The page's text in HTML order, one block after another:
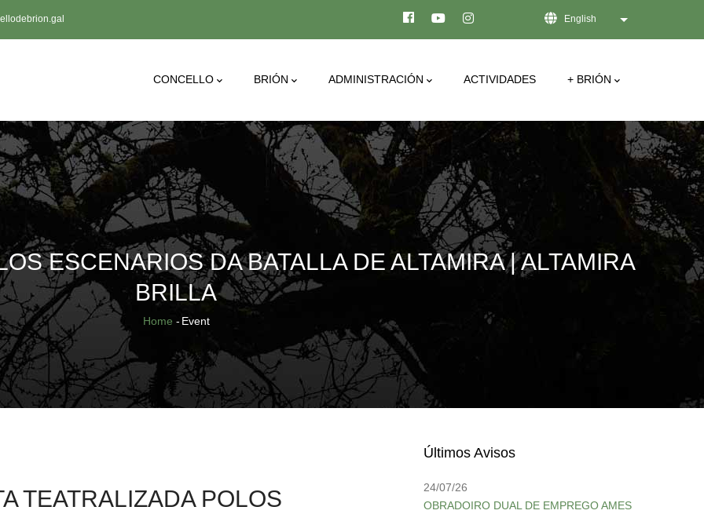
English List additional
Main
CONCELLO BRIÓN ADMINISTRACIÓN ACTIVIDADES + BRIÓN
ESCENARIOS DA BATALLA DE ALTAMIRA | ALTAMIRA
BRILLA
Breadcrumb
Home - Event
TEATRALIZADA POLOS
Últimos Avisos
24/07/26
OBRADOIRO DUAL DE EMPREGO AMES